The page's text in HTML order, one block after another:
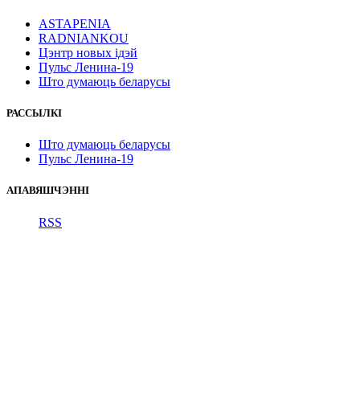
ASTAPENIA
RADNIANKOU
Цэнтр новых ідэй
Пульс Ленина-19
Што думаюць беларусы
РАССЫЛКІ
Што думаюць беларусы
Пульс Ленина-19
АПАВЯШЧЭННІ
RSS